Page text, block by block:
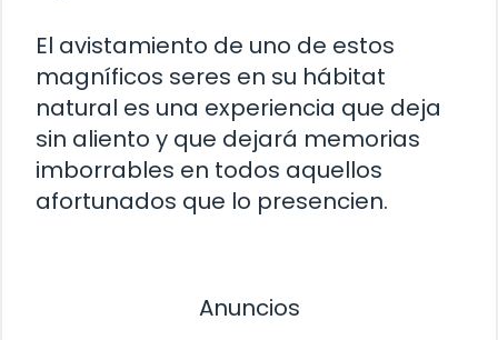
El avistamiento de uno de estos
magníficos seres en su hábitat
natural es una experiencia que deja
sin aliento y que dejará memorias
imborrables en todos aquellos
afortunados que lo presencien.
Anuncios